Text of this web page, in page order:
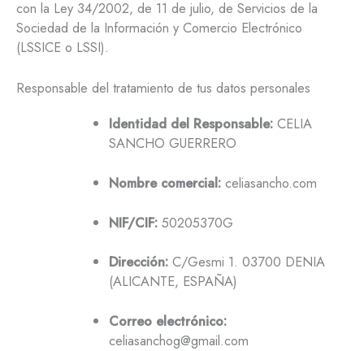
con la Ley 34/2002, de 11 de julio, de Servicios de la
Sociedad de la Información y Comercio Electrónico
(LSSICE o LSSI).
Responsable del tratamiento de tus datos personales
Identidad del Responsable: CELIA
SANCHO GUERRERO
Nombre comercial: celiasancho.com
NIF/CIF: 50205370G
Dirección:C/Gesmi 1. 03700 DENIA
(ALICANTE, ESPAÑA)
Correo electrónico:
celiasanchog@gmail.com